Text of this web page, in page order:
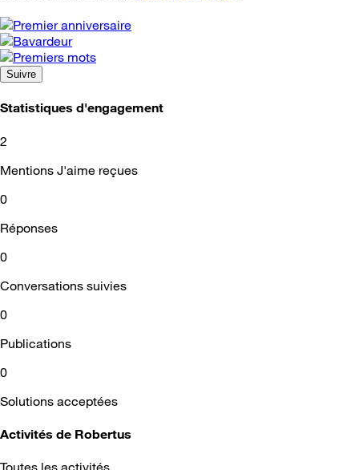
Suivre
Statistiques d'engagement
2
Mentions J'aime reçues
0
Réponses
0
Conversations suivies
0
Publications
0
Solutions acceptées
Activités de Robertus